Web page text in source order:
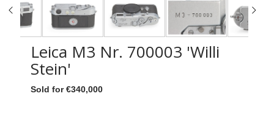
Leica M3 Nr. 700003 'Willi
Stein'
Sold for €340,000